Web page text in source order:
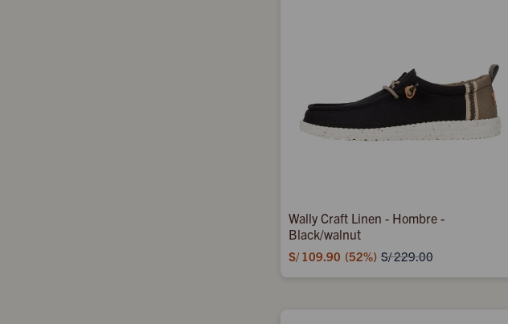
Wally Craft Linen - Hombre -
Black/walnut
S/ 109.90 52 S/229.00